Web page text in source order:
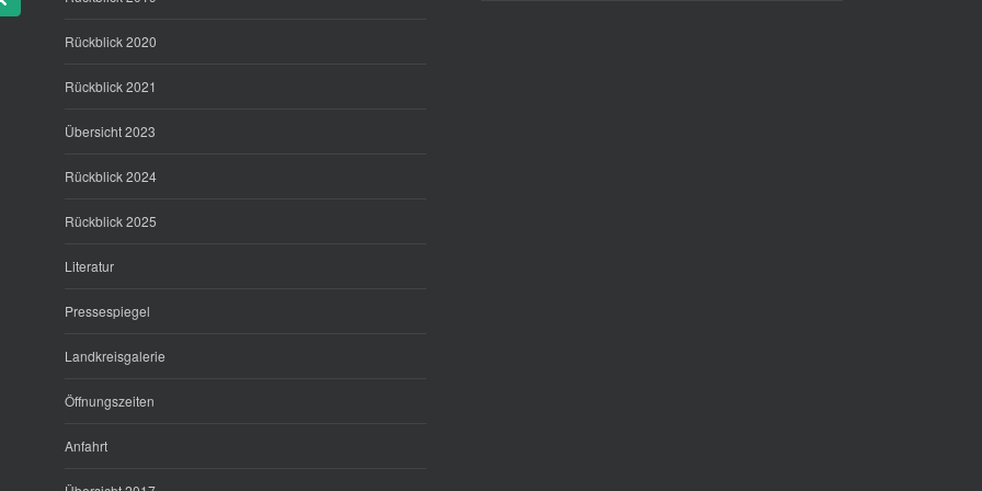
Rückblick 2020
Rückblick 2021
Übersicht 2023
Rückblick 2024
Rückblick 2025
Literatur
Pressespiegel
Landkreisgalerie
Öffnungszeiten
Anfahrt